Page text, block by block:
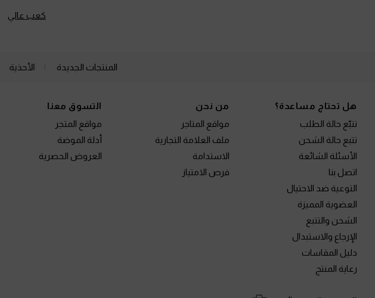
كعب عالي
المنتجات الجديدة الأحذية
هل تحتاج مساعدة؟
تتبّع حالة الطلب
تتبع حالة الشحن
الأسئلة الشائعة
اتصل بنا
التوعية ضد الاحتيال
العضوية المميزة
الشحن والتتبع
الإرجاع والاستبدال
دليل المقاسات
رعاية المنتج
من نحن
مواقع المتاجر
ملف العلامة التجارية
الاستدامة
فرص الامتياز
التسوق معنا
مواقع المتجر
أدلة الموضة
العروض الحصرية